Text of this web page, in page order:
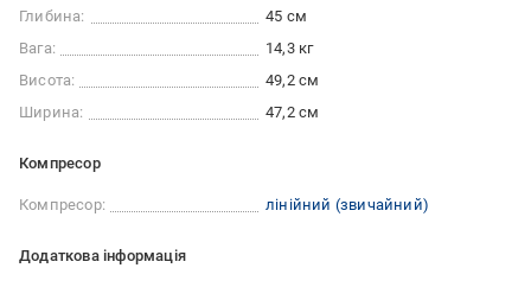
Глибина:
45 см
Вага:
14,3 кг
Висота:
49,2 см
Ширина:
47,2 см
Компресор
Компресор: лінійний (звичайний)
Додаткова інформація